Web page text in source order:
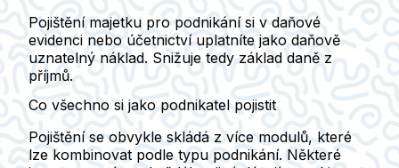
Pojištění majetku pro podnikání si v daňové
evidenci nebo účetnictví uplatníte jako daňově
uznatelný náklad. Snižuje tedy základ daně z
příjmů.
Co všechno si jako podnikatel pojistit
Pojištění se obvykle skládá z více modulů, které
lze kombinovat podle typu podnikání. Některé